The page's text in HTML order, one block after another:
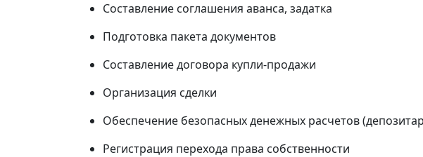
Составление соглашения аванса, задатка
Подготовка пакета документов
Составление договора купли-продажи
Организация сделки
Обеспечение безопасных денежных расчетов
Регистрация перехода права собственности